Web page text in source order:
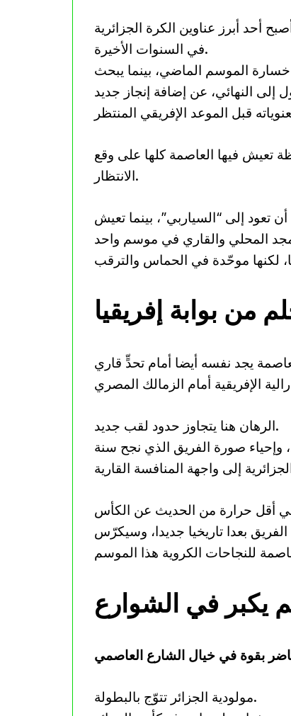
أحد أبرز عناوين الكرة الجزائرية
في السنوات الأخيرة.
الموسم الماضي، بينما يبحث
النهائي، عن إضافة إنجاز جديد
تعيش فيها العاصمة كلها على وقع
الانتظار.
تعود إلى “السياربي”، بينما تعيش
بوابة إفريقيا
يجد نفسه أيضا أمام تحدٍّ قاري
الرهان هنا يتجاوز حدود لقب جديد.
وإحياء صورة الفريق الذي نجح سنة
بعدا تاريخيا جديدا، وسيكرّس
يكبر في الشوارع
مولودية الجزائر تتوّج بالبطولة.